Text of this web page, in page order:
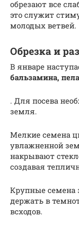
обрезают все
это служит
молодых ветвей.
Обрезка и
В январе
бальзамина,
. Для посева
земля.
Мелкие семена
увлажненной
накрывают
создавая
Крупные семена
держать в
всходов.